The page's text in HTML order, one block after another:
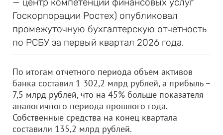
Госкорпорации Ростех) опубликовал
промежуточную бухгалтерскую отчетность
по РСБУ за первый квартал 2026 года.
По итогам отчетного периода объем активов
банка составил 1 302,2 млрд рублей, а прибыль –
7,5 млрд рублей, что на 45% больше показателя
аналогичного периода прошлого года.
Собственные средства на конец квартала
составили 135,2 млрд рублей.